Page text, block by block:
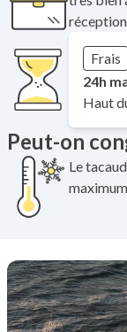
Frais
24h
Haut
Peut-on
Le